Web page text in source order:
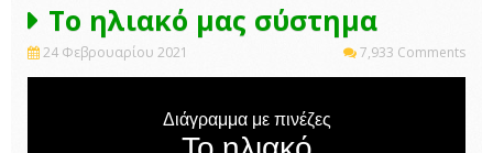
Το ηλιακό μας σύστημα
24 Φεβρουαρίου 2021 7,933 Comments